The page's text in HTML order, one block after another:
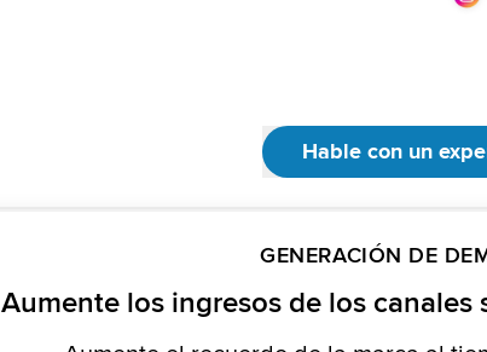
Hable con un
GENERACIÓN DE
Aumente los ingresos de los canales